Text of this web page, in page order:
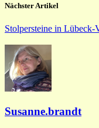
Nächster Artikel
Stolpersteine in Lübeck-
Susanne.brandt